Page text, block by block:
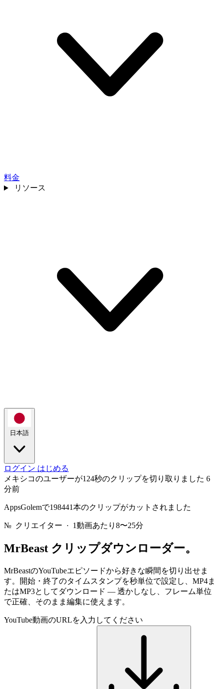
料金
リソース
日本語
ログイン はじめる
メキシコのユーザーが124秒のクリップを切り取りました 6
分前
AppsGolemで198441本のクリップがカットされました
№ クリエイター · 1動画あたり8〜25分
MrBeast クリップダウンローダー。
MrBeastのYouTubeエピソードから好きな瞬間を切り出せま
す。開始・終了のタイムスタンプを秒単位で設定し、MP4ま
たはMP3としてダウンロード — 透かしなし、フレーム単位
で正確、そのまま編集に使えます。
YouTube動画のURLを入力してください